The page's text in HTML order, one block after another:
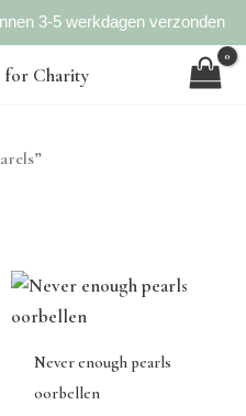
3-5 werkdagen verzonden
Never enough pearls
oorbellen